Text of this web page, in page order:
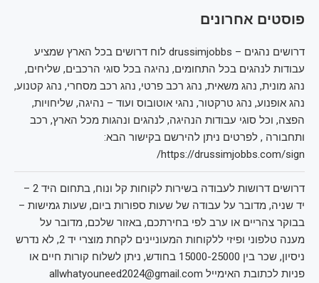
פוסטים אחרונים
דרושים נהגים – drussimjobbs לוח דרושים בכל הארץ שמציע
עבודות לנהגים בכל התחומים, נהיגה בכל סוגי הרכבים, שליחים,
נהג מונית, נהג משאית, נהג רכב פרטי, נהג רכב מסחרי, נהג קטנוע,
נהג אופנוע, נהג טרקטור, נהגי אוטובוס ועוד – נהיגה, שליחויות,
הפצה, וכל סוגי עבודות הנהיגה, לנהגים ונהגות מכל הארץ, רכב
ותחבורה , לפרטים ניתן להירשם בקישור הבא:
https://drussimjobbs.com/sign/
דרושים דרושות לעבודה בשירות לקוחות קל ונוח, בתחום היד 2 –
יד שניה, מדובר על עבודה של שעות ספורות ביום, שעות גמישות –
בבוקר צהריים או ערב לפי בחירתכם, באזור שלכם, מדובר על
מענה טלפוני ופיזי ללקוחות המעוניינים לקחת מוצרי יד 2, לא נדרש
ניסיון, שכר בין 15000-25000 בחודש, ניתן לשלוח קורות חיים או
פניות לכתובת האימייל allwhatyouneed2024@gmail.com